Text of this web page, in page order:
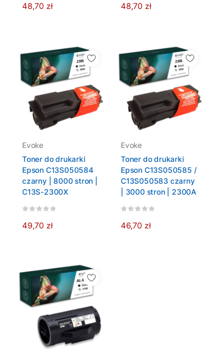
48,70 zł 48,70 zł
Evoke
Toner do drukarki
Epson C13S050584
czarny | 8000 stron |
C13S-2300X
49,70 zł
Evoke
Toner do drukarki
Epson C13S050585 /
C13S050583 czarny
| 3000 stron | 2300A
46,70 zł